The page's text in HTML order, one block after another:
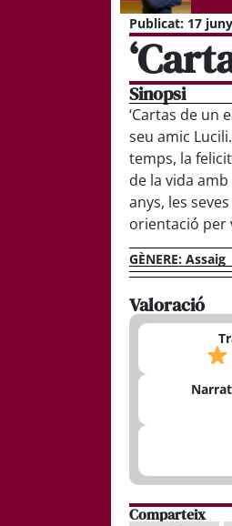
Publicat: 17
Sinopsi
‘Cartas de un
seu amic
temps, la
de la vida
anys, les
orientació per
GÈNERE: Assaig
Valoració
Comparteix